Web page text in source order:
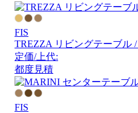
FIS
TREZZA リビングテーブル
定価/上代:
都度見積
FIS